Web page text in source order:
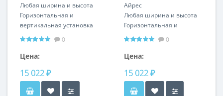
Любая ширина и высота
Горизонтальная и
вертикальная установка
0
Цена:
15 022 ₽
Айрес
Любая ширина и высота
Горизонтальная и
вертикальная установка
0
Цена:
15 022 ₽